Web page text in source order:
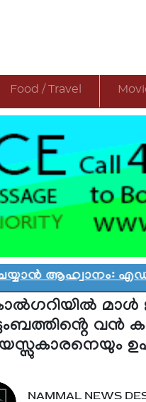
Food / Travel
എഡ്മണ്ടൻ
മാൾ
വൻ
NAMMAL NEWS